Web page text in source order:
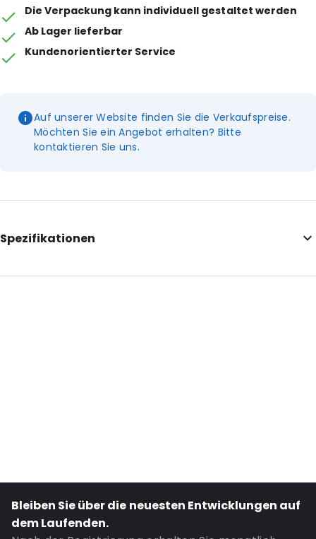
Die Verpackung kann individuell gestaltet werden
Ab Lager lieferbar
Kundenorientierter Service
Auf unserer Website finden Sie die Verkaufspreise.
Möchten Sie ein Angebot erhalten? Bitte
kontaktieren Sie uns.
Spezifikationen
Internal Length: 220
Bleiben Sie über die neuesten Entwicklungen auf
dem Laufenden.